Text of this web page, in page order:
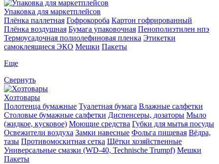
Упаковка для маркетплейсов
Плёнка паллетная Гофрокороба Картон гофрированный
Плёнка воздушная Бумага упаковочная Пенополиэтилен нпэ
Термоусадочная полиолефиновая пленка Этикетки
самоклеящиеся ЭКО Мешки Пакеты
Еще
Свернуть
Хозтовары
Полотенца бумажные Туалетная бумага Влажные салфетки
Столовые бумажные салфетки Диспенсеры, дозаторы Мыло
(жидкое, кусковое) Моющие средства Губки для мытья посуды
Освежители воздуха Замки навесные Фольга пищевая Вёдра,
тазы Противомоскитная сетка Щётки хозяйственные
Универсальные смазки (WD-40, Technische Trumpf) Мешки
Пакеты